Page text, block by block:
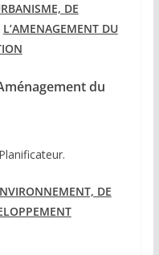
DE
L’AMENAGEMENT DU
du
DE